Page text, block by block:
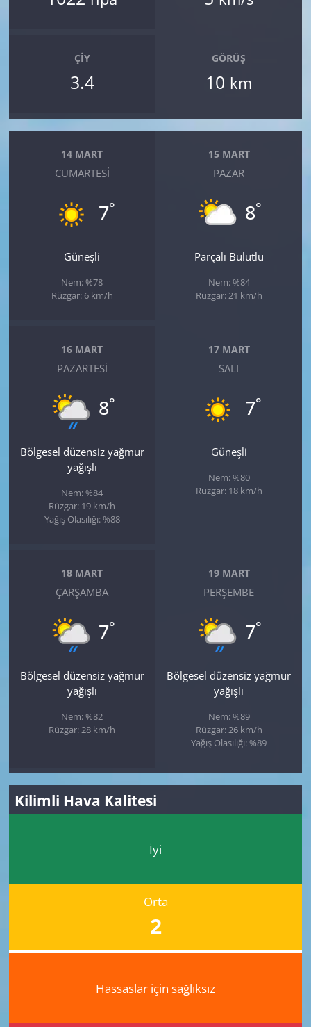
ÇIY
3.4
GÖRÜŞ
10 km
14 MART
CUMARTESI
7°
Güneşli
Nem: %78
Rüzgar: 6 km/h
15 MART
PAZAR
8°
Parçalı Bulutlu
Nem: %84
Rüzgar: 21 km/h
16 MART
PAZARTESI
8°
Bölgesel düzensiz yağmur
yağışlı
Nem: %84
Rüzgar: 19 km/h
Yağış Olasılığı: %88
17 MART
SALI
7°
Güneşli
Nem: %80
Rüzgar: 18 km/h
18 MART
ÇARŞAMBA
7°
Bölgesel düzensiz yağmur
yağışlı
Nem: %82
Rüzgar: 28 km/h
19 MART
PERŞEMBE
7°
Bölgesel düzensiz yağmur
yağışlı
Nem: %89
Rüzgar: 26 km/h
Yağış Olasılığı: %89
Kilimli Hava Kalitesi
İyi
Orta
2
Hassaslar için sağlıksız